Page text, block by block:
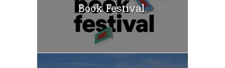
Book Festival.